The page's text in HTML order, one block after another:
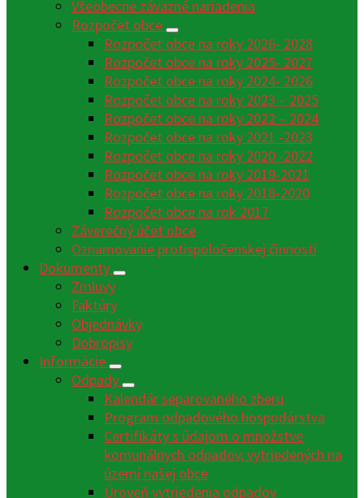
Všeobecne záväzné nariadenia
Rozpočet obce
Rozpočet obce na roky 2026- 2028
Rozpočet obce na roky 2025- 2027
Rozpočet obce na roky 2024- 2026
Rozpočet obce na roky 2023 – 2025
Rozpočet obce na roky 2022 – 2024
Rozpočet obce na roky 2021 -2023
Rozpočet obce na roky 2020 -2022
Rozpočet obce na roky 2019-2021
Rozpočet obce na roky 2018-2020
Rozpočet obce na rok 2017
Záverečný účet obce
Oznamovanie protispoločenskej činnosti
Dokumenty
Zmluvy
Faktúry
Objednávky
Dobropisy
Informácie
Odpady
Kalendár separovaného zberu
Program odpadového hospodárstva
Certifikáty s údajom o množstve
komunálnych odpadov, vytriedených na
území našej obce
Úroveň vytriedenia odpadov